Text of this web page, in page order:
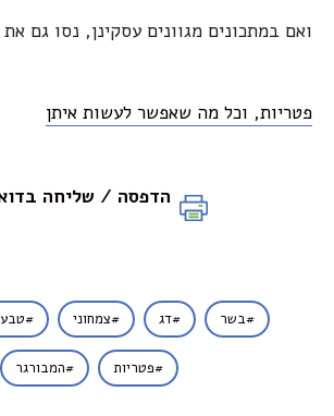
ואם במתכונים מגוונים עסקינן, נסו גם
פטריות, וכל מה שאפשר לעשות איתן
הדפסה / שליחה
בשר דג צמחוני
פטריות המבורגר